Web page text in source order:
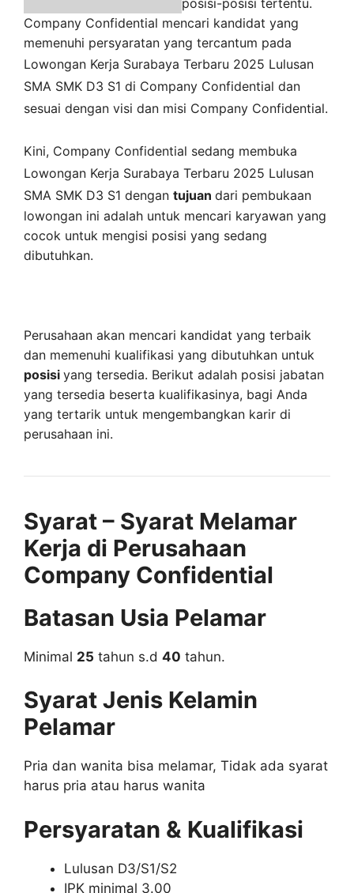
posisi-posisi tertentu.
Company Confidential mencari kandidat yang
memenuhi persyaratan yang tercantum pada
Lowongan Kerja Surabaya Terbaru 2025 Lulusan
SMA SMK D3 S1 di Company Confidential dan
sesuai dengan visi dan misi Company Confidential.
Kini, Company Confidential sedang membuka
Lowongan Kerja Surabaya Terbaru 2025 Lulusan
SMA SMK D3 S1 dengan tujuan dari pembukaan
lowongan ini adalah untuk mencari karyawan yang
cocok untuk mengisi posisi yang sedang
dibutuhkan.
Perusahaan akan mencari kandidat yang terbaik
dan memenuhi kualifikasi yang dibutuhkan untuk
posisi yang tersedia. Berikut adalah posisi jabatan
yang tersedia beserta kualifikasinya, bagi Anda
yang tertarik untuk mengembangkan karir di
perusahaan ini.
Syarat – Syarat Melamar
Kerja di Perusahaan
Company Confidential
Batasan Usia Pelamar
Minimal 25 tahun s.d 40 tahun.
Syarat Jenis Kelamin
Pelamar
Pria dan wanita bisa melamar, Tidak ada syarat
harus pria atau harus wanita
Persyaratan & Kualifikasi
Lulusan D3/S1/S2
IPK minimal 3.00